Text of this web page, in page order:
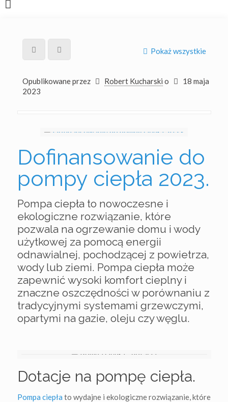
Pokaż wszystkie
Opublikowane przez Robert Kucharski o
18 maja
2023
Dofinansowanie do
pompy ciepła 2023.
Pompa ciepła to nowoczesne i
ekologiczne rozwiązanie, które
pozwala na ogrzewanie domu i wody
użytkowej za pomocą energii
odnawialnej, pochodzącej z powietrza,
wody lub ziemi. Pompa ciepła może
zapewnić wysoki komfort cieplny i
znaczne oszczędności w porównaniu z
tradycyjnymi systemami grzewczymi,
opartymi na gazie, oleju czy węglu.
Dotacje na pompę ciepła.
Pompa ciepła to wydajne i ekologiczne rozwiązanie, które